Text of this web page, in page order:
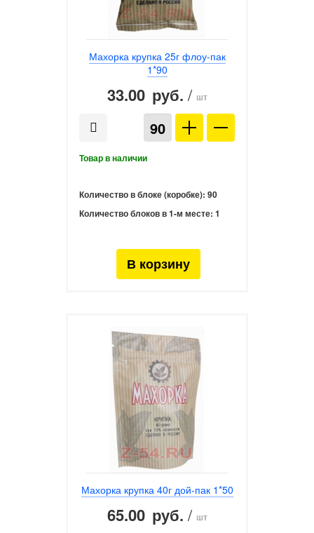
Махорка крупка 25г флоу-пак
1*90
33.00 руб. / шт
Количество в блоке (коробке): 90
Количество блоков в 1-м месте: 1
Махорка крупка 40г дой-пак 1*50
65.00 руб. / шт